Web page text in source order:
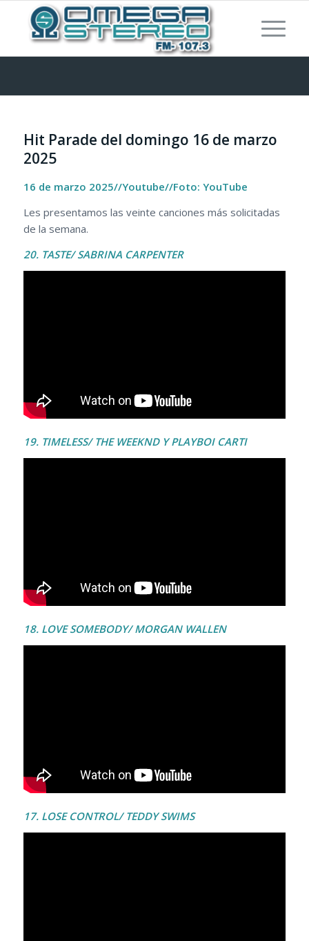
Hit Parade del domingo 16 de marzo
2025
16 de marzo 2025//Youtube//Foto: YouTube
Les presentamos las veinte canciones más solicitadas
de la semana.
20. TASTE/ SABRINA CARPENTER
19. TIMELESS/ THE WEEKND Y PLAYBOI CARTI
18. LOVE SOMEBODY/ MORGAN WALLEN
17. LOSE CONTROL/ TEDDY SWIMS